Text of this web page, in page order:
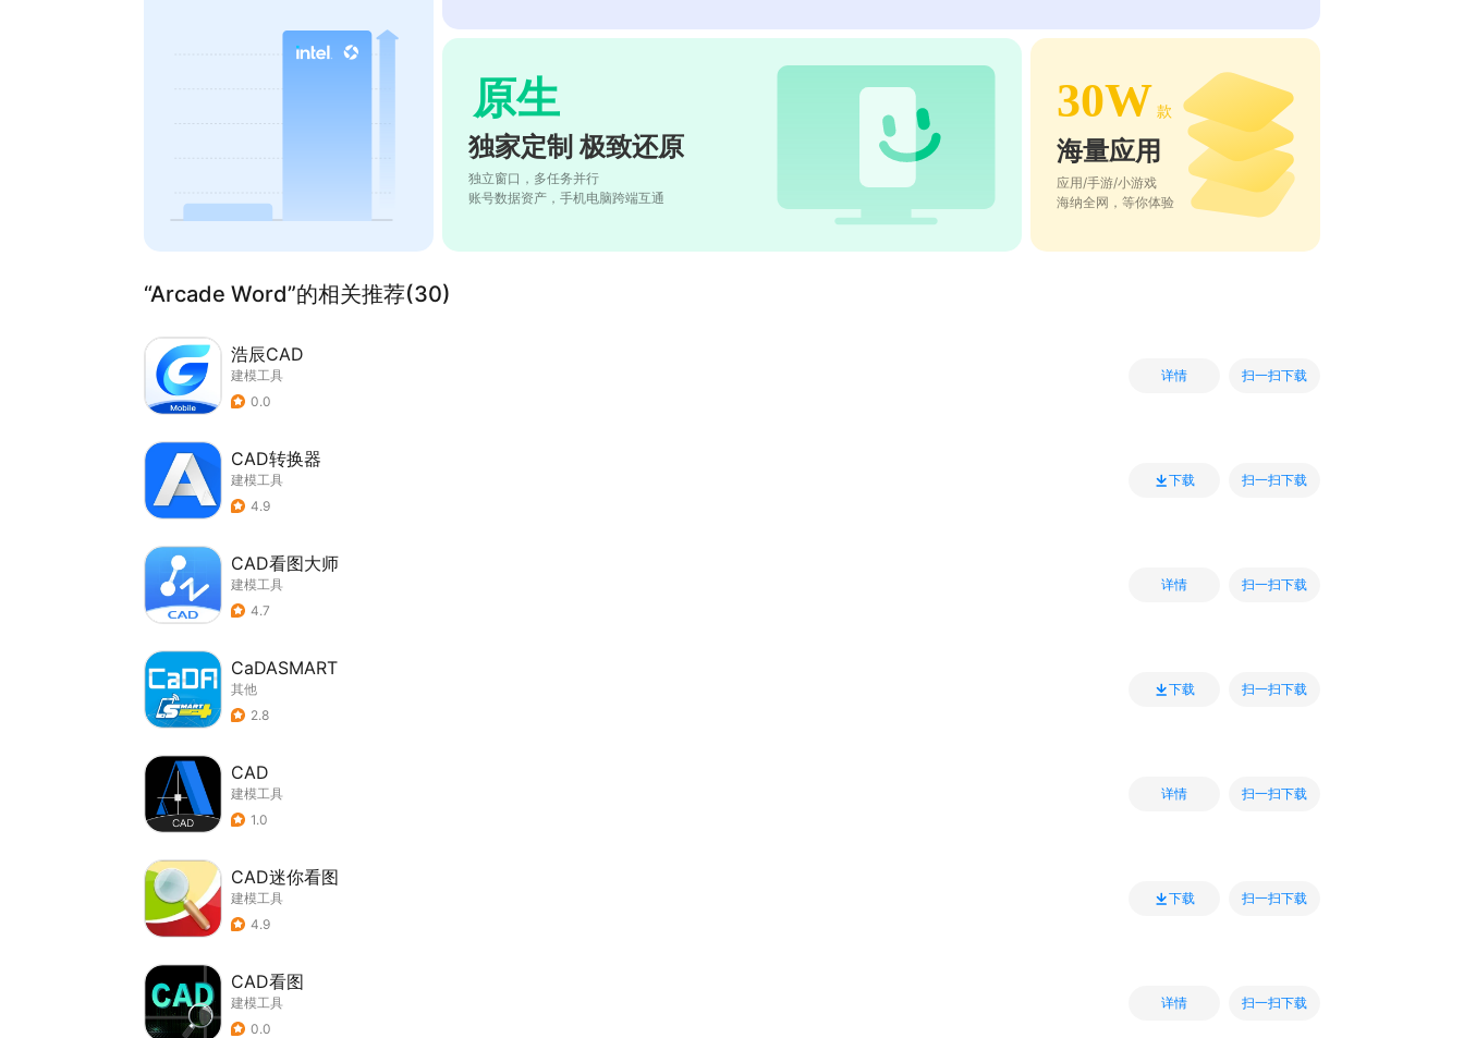
原生
独家定制 极致还原
独立窗口，多任务并行
账号数据资产，手机电脑跨端互通
30W 款
海量应用
应用/手游/小游戏
海纳全网，等你体验
“Arcade Word”的相关推荐(30)
浩辰CAD
建模工具
0.0
详情 扫一扫下载
CAD转换器
建模工具
4.9
下载 扫一扫下载
CAD看图大师
建模工具
4.7
详情 扫一扫下载
CaDASMART
其他
2.8
下载 扫一扫下载
CAD
建模工具
1.0
详情 扫一扫下载
CAD迷你看图
建模工具
4.9
下载 扫一扫下载
CAD看图
建模工具
0.0
详情 扫一扫下载